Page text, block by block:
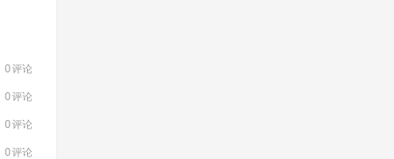
0评论
0评论
0评论
0评论